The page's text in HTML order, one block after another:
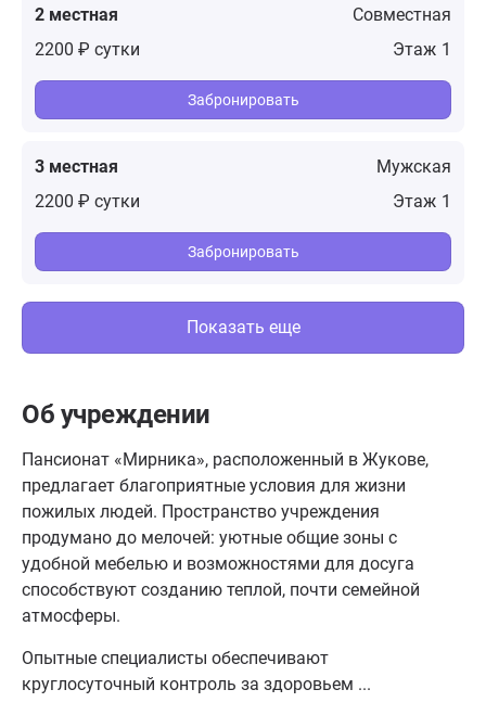
2 местная
Совместная
1
2200 ₽ сутки
Забронировать
3 местная
Мужская
1
2200 ₽ сутки
Забронировать
Показать еще
Об учреждении
Пансионат «Мирника», расположенный в Жукове,
предлагает благоприятные условия для жизни
пожилых людей. Пространство учреждения
продумано до мелочей: уютные общие зоны с
удобной мебелью и возможностями для досуга
способствуют созданию теплой, почти семейной
атмосферы.
Опытные специалисты обеспечивают
круглосуточный контроль за здоровьем ...